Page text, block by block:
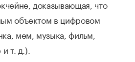
доказывающая, что
объектом в цифровом
мем, музыка, фильм,
т. д.).